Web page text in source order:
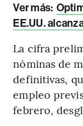
Ver más:
EE.UU.
La cifra
nóminas de
definitivas,
empleo
febrero,